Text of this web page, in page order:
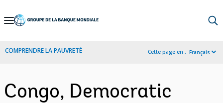
Skip
Navigation
COMPRENDRE LA PAUVRETÉ Cette page en : Français
Congo, Democratic